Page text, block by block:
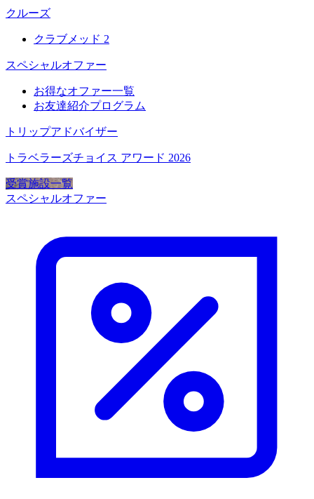
クルーズ
クラブメッド 2
スペシャルオファー
お得なオファー一覧
お友達紹介プログラム
トリップアドバイザー
トラベラーズチョイス アワード 2026
受賞施設一覧
スペシャルオファー